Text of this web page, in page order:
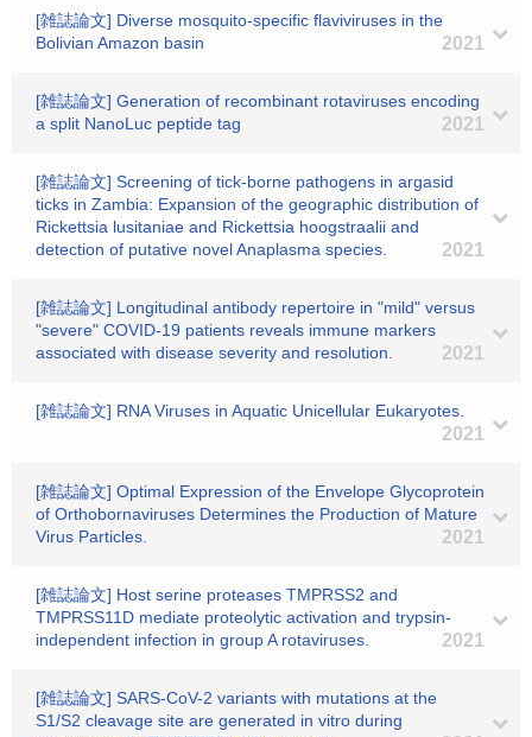
[雑誌論文] Diverse mosquito-specific flaviviruses in the
Bolivian Amazon basin
2021
[雑誌論文] Generation of recombinant rotaviruses encoding
a split NanoLuc peptide tag
2021
[雑誌論文] Screening of tick-borne pathogens in argasid
ticks in Zambia: Expansion of the geographic distribution of
Rickettsia lusitaniae and Rickettsia hoogstraalii and
detection of putative novel Anaplasma species.
2021
[雑誌論文] Longitudinal antibody repertoire in "mild" versus
"severe" COVID-19 patients reveals immune markers
associated with disease severity and resolution.
2021
[雑誌論文] RNA Viruses in Aquatic Unicellular Eukaryotes.
2021
[雑誌論文] Optimal Expression of the Envelope Glycoprotein
of Orthobornaviruses Determines the Production of Mature
Virus Particles.
2021
[雑誌論文] Host serine proteases TMPRSS2 and
TMPRSS11D mediate proteolytic activation and trypsin-
independent infection in group A rotaviruses.
2021
[雑誌論文] SARS-CoV-2 variants with mutations at the
S1/S2 cleavage site are generated in vitro during